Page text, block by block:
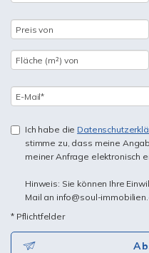
Ich habe die
stimme zu, dass meine
meiner Anfrage elektronisch
Hinweis: Sie können Ihre
Mail an info@soul-
* Pflichtfelder